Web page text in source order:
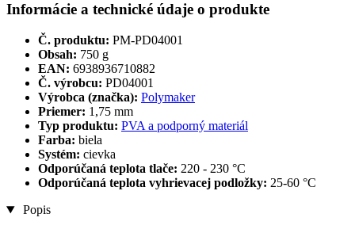
Informácie a technické údaje o produkte
Č. produktu: PM-PD04001
Obsah: 750 g
EAN: 6938936710882
Č. výrobcu: PD04001
Výrobca (značka): Polymaker
Priemer: 1,75 mm
Typ produktu: PVA a podporný materiál
Farba: biela
Systém: cievka
Odporúčaná teplota tlače: 220 - 230 °C
Odporúčaná teplota vyhrievacej podložky: 25-60 °C
Popis